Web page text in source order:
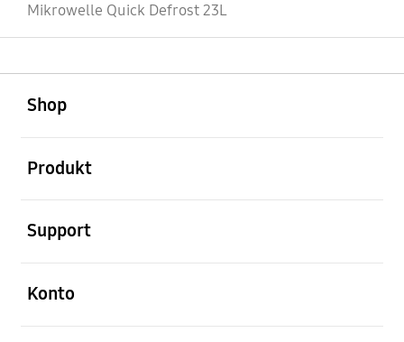
Mikrowelle Quick Defrost 23L
Shop
Produkt
Support
Konto